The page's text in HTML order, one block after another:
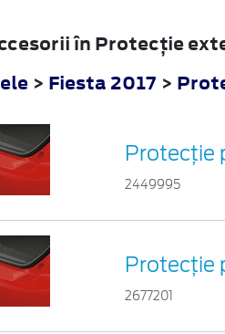
în Protecţie
> Fiesta 2017 >
Protecţie
2449995
Protecţie
2677201